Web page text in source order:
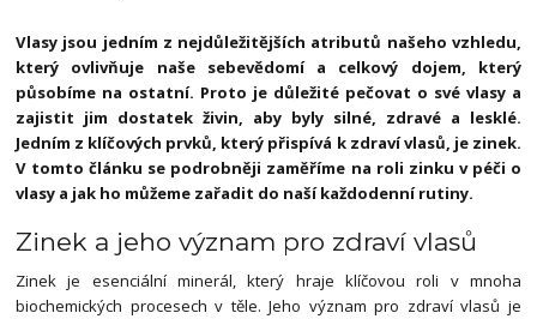
Vlasy jsou jedním z nejdůležitějších atributů našeho vzhledu,
který ovlivňuje naše sebevědomí a celkový dojem, který
působíme na ostatní. Proto je důležité pečovat o své vlasy a
zajistit jim dostatek živin, aby byly silné, zdravé a lesklé.
Jedním z klíčových prvků, který přispívá k zdraví vlasů, je zinek.
V tomto článku se podrobněji zaměříme na roli zinku v péči o
vlasy a jak ho můžeme zařadit do naší každodenní rutiny.
Zinek a jeho význam pro zdraví vlasů
Zinek je esenciální minerál, který hraje klíčovou roli v mnoha
biochemických procesech v těle. Jeho význam pro zdraví vlasů je